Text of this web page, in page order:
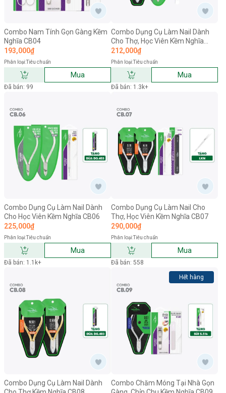
Combo Nam Tính Gọn Gàng Kềm
Nghĩa CB04
193,000₫
Phân loại:Tiêu chuẩn
Mua
Đã bán: 99
Combo Dụng Cụ Làm Nail Dành
Cho Thợ, Học Viên Kềm Nghĩa
CB05
212,000₫
Phân loại:Tiêu chuẩn
Mua
Đã bán: 1.3k+
Combo Dụng Cụ Làm Nail Dành
Cho Học Viên Kềm Nghĩa CB06
225,000₫
Phân loại:Tiêu chuẩn
Mua
Đã bán: 1.1k+
Combo Dụng Cụ Làm Nail Cho
Thợ, Học Viên Kềm Nghĩa CB07
290,000₫
Phân loại:Tiêu chuẩn
Mua
Đã bán: 558
Combo Dụng Cụ Làm Nail Dành
Hết hàng
Combo Chăm Móng Tại Nhà Gọn